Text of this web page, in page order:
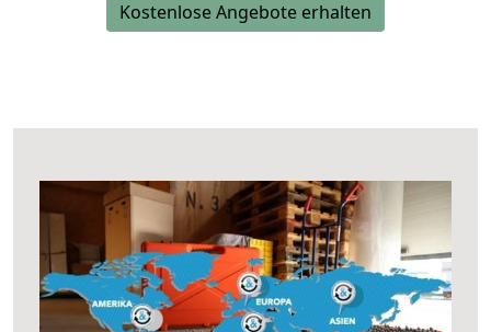
Kostenlose Angebote erhalten